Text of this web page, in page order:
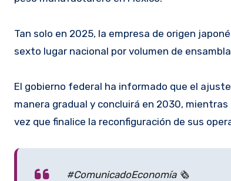
Tan solo en 2025, la empresa de origen
sexto lugar nacional por volumen de
El gobierno federal ha informado que el
manera gradual y concluirá en 2030,
vez que finalice la reconfiguración de sus
#ComunicadoEconomía 🗞️